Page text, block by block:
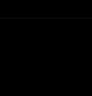
オ 吉祥寺
ン・タ
ンポイント・girl